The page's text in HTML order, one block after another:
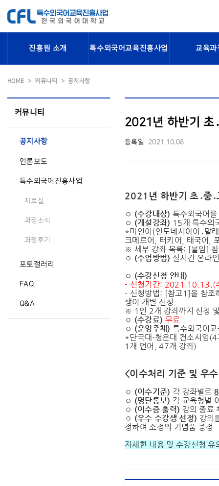
진흥원 소개 특수외국어교육진흥사업 교육과
HOME 커뮤니티 공지사항
커뮤니티
공지사항
언론보도
특수외국어진흥사업
자료실
과정소식
과정후기
포토갤러리
FAQ
Q&A
2021년 하반기 초
등록일 2021.10.08
2021년 하반기 초․중․
◦ (수강대상) 특수외국어
◦ (개설강좌) 15개 특수외
*마인어(인도네시아어․말
크메르어, 터키어, 태국어,
※ 세부 강좌 목록: [붙임]
◦ (수업방법) 실시간 온라
◦ (수강신청 안내)
- 신청기간:
- 신청방법: [참고1]을 참조
생이 개별 신청
※ 1인 2개 강좌까지 신청
◦ (수강료) 무료
◦ (운영주체) 특수외국어
*단국대・청운대 컨소시엄
1개 언어, 47개 강좌)
<이수처리 기준 및 우
◦ (이수기준) 각 강좌별로
◦ (명단통보) 각 교육청별
◦ (이수증 출력) 강의 종료
◦ (우수 수강생 선정) 강의
정하여 소정의 기념품 증정
자세한 내용 및 수강신청